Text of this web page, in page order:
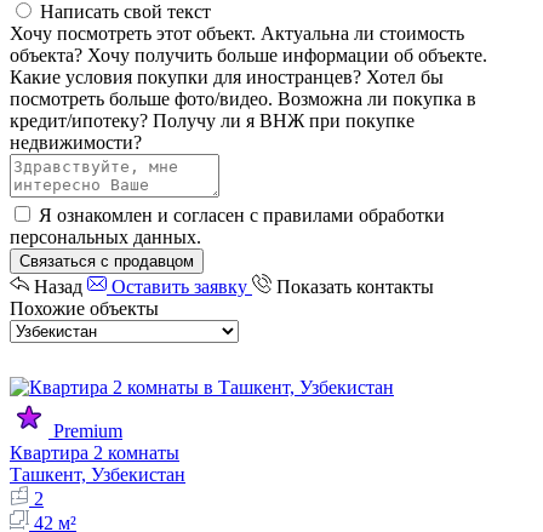
Написать свой текст
Хочу посмотреть этот объект. Актуальна ли стоимость
объекта? Хочу получить больше информации об объекте.
Какие условия покупки для иностранцев? Хотел бы
посмотреть больше фото/видео. Возможна ли покупка в
кредит/ипотеку? Получу ли я ВНЖ при покупке
недвижимости?
Я ознакомлен и согласен с правилами обработки
персональных данных.
Связаться с продавцом
Назад Оставить заявку
Показать контакты
Похожие объекты
Premium
Квартира 2 комнаты
Ташкент, Узбекистан
2
42 м²